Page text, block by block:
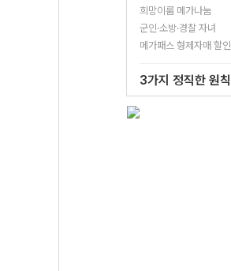
희망이룸 메가나눔
군인·소방·경찰 자녀
메가패스 형제자매 할인
3가지 정직한 원칙